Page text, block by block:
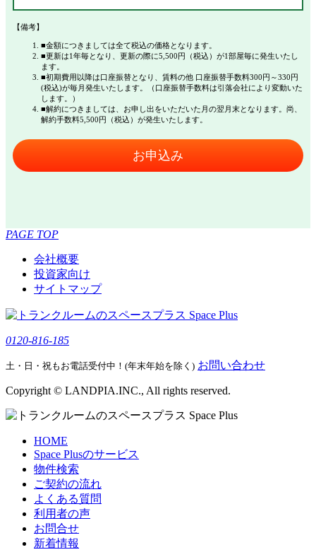
【備考】
■金額につきましては全て税込の価格となります。
■更新は1年毎となり、更新の際に5,500円（税込）が1部屋毎に発生いたし
ます。
■初期費用以降は口座振替となり、賃料の他 口座振替手数料300円～330円
(税込)が毎月発生いたします。（口座振替手数料は引落会社により変動いた
します。）
■解約につきましては、お申し出をいただいた月の翌月末となります。尚、
解約手数料5,500円（税込）が発生いたします。
お申込み
PAGE TOP
会社概要
投資家向け
サイトマップ
0120-816-185
土・日・祝もお電話受付中！(年末年始を除く) お問い合わせ
Copyright © LANDPIA.INC., All rights reserved.
HOME
Space Plusのサービス
物件検索
ご契約の流れ
よくある質問
利用者の声
お問合せ
新着情報